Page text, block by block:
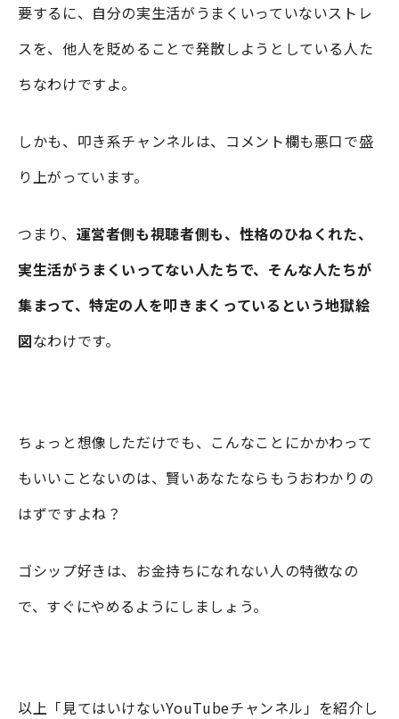
要するに、自分の実生活がうまくいっていないストレ
スを、他人を貶めることで発散しようとしている人た
ちなわけですよ。
しかも、叩き系チャンネルは、コメント欄も悪口で盛
り上がっています。
つまり、 運営者側も視聴者側も、性格のひねくれた、
実生活がうまくいってない人たちで、そんな人たちが
集まって、特定の人を叩きまくっているという地獄絵
図なわけです。
ちょっと想像しただけでも、こんなことにかかわって
もいいことないのは、賢いあなたならもうおわかりの
はずですよね？
ゴシップ好きは、お金持ちになれない人の特徴なの
で、すぐにやめるようにしましょう。
以上「見てはいけないYouTubeチャンネル」を紹介し